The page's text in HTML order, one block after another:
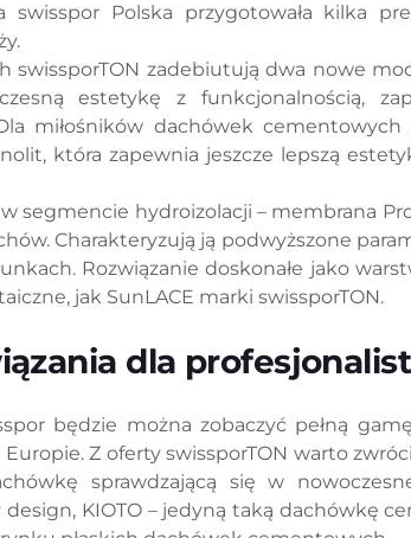
Polska przygotowała kilka
swissporTON zadebiutują dwa nowe
estetykę z funkcjonalnością,
miłośników dachówek
która zapewnia jeszcze lepszą
segmencie hydroizolacji – membrana
Charakteryzują ją podwyższone
Rozwiązanie doskonałe jako
jak SunLACE marki swissporTON.
dla
będzie można zobaczyć pełną
Z oferty swissporTON warto
sprawdzającą się w
KIOTO – jedyną taką dachówkę